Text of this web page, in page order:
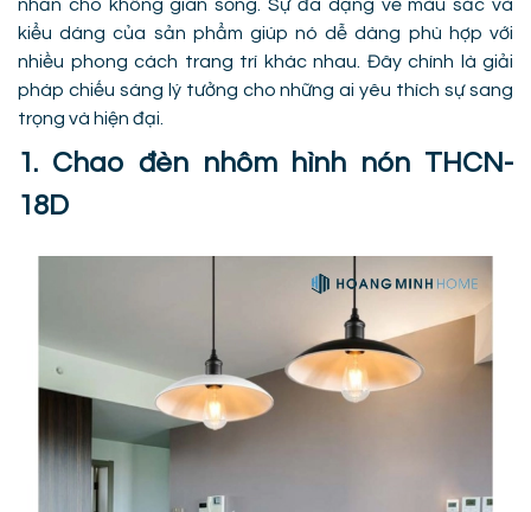
nhấn cho không gian sống. Sự đa dạng về màu sắc và
kiểu dáng của sản phẩm giúp nó dễ dàng phù hợp với
nhiều phong cách trang trí khác nhau. Đây chính là giải
pháp chiếu sáng lý tưởng cho những ai yêu thích sự sang
trọng và hiện đại.
1. Chao đèn nhôm hình nón THCN-
18D